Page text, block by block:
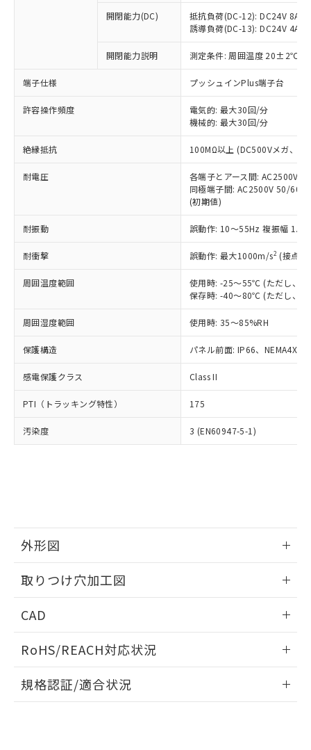
開閉能力(DC)
抵抗負荷(DC-12): DC24V 8A/
誘導負荷(DC-13): DC24V 4A/
開閉能力説明 測定条件: 周囲温度 20±2℃、
端子仕様 プッシュインPlus端子台
許容操作頻度
電気的: 最大30回/分
機械的: 最大30回/分
絶縁抵抗 100MΩ以上 (DC500Vメガ、点
耐電圧
各端子とアース間: AC2500V
同極端子間: AC2500V 50/
(初期値)
耐振動 誤動作: 10～55Hz 複振幅
耐衝撃 誤動作: 最大1000m/s2 (接点
周囲温度範囲
使用時: -25～55℃ (ただし、氷
保存時: -40～80℃ (ただし、氷
周囲湿度範囲 使用時: 35～85%RH
保護構造 パネル前面: IP66、NEMA4X,
感電保護クラス Class II
PTI（トラッキング特性） 175
汚染度 3 (EN60947-5-1)
外形図
取りつけ穴加工図
CAD
ドすることができます。
ログイン/会員登録
RoHS/REACH対応状況
EU RoHS 注意事項・凡例
規格認証/適合状況
ことをご了承ください。
在庫状況および標準価格照会結果は、
記載している更新日時点での社内デー
タに基づき作成されるものであり、閲
覧された時点での実際の在庫および標
準価格とは異なる場合があることをご
正式な納期状況および標準価格はお客
様のお取引先、またはお客様担当のオ
ムロン制御機器販売店・当社販売員に
オムロン制御機器販売店や当社販売拠
販売ネットワーク
」をご確認
在庫状況および標準価格結果を当社の
事前の承諾なく第三者に漏洩または開
示しないようお願いします。
マイパーツ機能（部品リスト作成サー
ビス）をご利用いただくには、I-Web
メンバーズにご登録されている必要が
お客様が当ウェブサイト上で当社にご
登録された部品リストについて、当社
および当社の共同利用者が、当社の製
品・サービスに関するお客様との取
引・商談に必要な範囲で利用すること
※当社の共同利用者とは、"個人情報
の「1.共同利
用者の範囲」に記載されている法人を
いたものが、含有品と判明した場合などや
むを得ず変更することがあります。
*EU RoHS指令（10物質）：
鉛(Pb) 1000ppm以下、 水銀(Hg) 1000ppm以下、 カド
六価クロム(Cr(Ⅵ)) 1000ppm以下、ポリ臭化ビフェニル
類(PBB) 1000ppm以下、ポリ臭化ジフェニルエーテル類
(PBDE) 1000ppm以下、フタル酸ビス(2-エチルヘキシ
ル) (DEHP)(別名：DOP) 1000ppm以下、フタル酸ブチ
ルベンジル（BBP） 1000ppm以下、フタル酸ジブチル
（DBP） 1000ppm以下、フタル酸ジイソブチル
(DIBP) 1000ppm以下
但し、RoHS指令で産業用監視および制御機器に対する
フタル酸エステル類の４物質については閾値を超える意
図的な使用がないことを確認しています。
部品在庫の切り替え状況などにより、予定
月が前後することがあります。
※3 非含有証明書ダウンロード
下記の非含有証明書をダウンロードするこ
とができます。
EU RoHS指令（10物質）の非含有証明書
51物質の非含有証明書（当社基準）
※本証明書は発行日時点で非含有を証明す
るもので、過去に遡って非含有を証明する
していることから、特段のことがない限
り、2022年1月12日より割愛しておりま
す。
基準値を超えていることを示します。
「－」：未確認です。当社販売部門へお問
ム) : 100ppm、
Cr(Ⅵ)(六価クロム) : 1000ppm、 PBBs(ポリ臭化ビフェ
ニル類) : 1000ppm、 PBDEs(ポリ臭化ジフェニルエーテ
ル類) : 1000ppm、
DBP(フタル酸ジブチル) : 1000ppm、 DIBP(フタル酸ジ
イソブチル) : 1000ppm、 BBP(フタル酸ブチルベンジ
ル) : 1000ppm、
DEHP(フタル酸ビス(2-エチルヘキシル)) : 1000ppm
「ｅ」：有害物質（10物質）のすべてが基
準値以下であることを示します。
「10」：通常の使用状況下において有害物
質が外部に漏えいし、環境に深刻な影響を
及ぼさない年数を意味します。
「－」：未確認です。当社販売部門へお問
い合わせください。
当社は、これら貴社製品のうち、外国
為替および外国貿易法に定める商品
（以下｢規制貨物等」という）を輸出
または国外への提供する場合は、日本
国政府の輸出許可(または役務取引許
可)を取得するなどの必要な手続きを
当社は規制貨物を破棄する場合は、完
全に破砕するなど、違法に輸出されな
いよう必要な手段を講じます。
当社は貴社製品を、核兵器、ミサイ
ル、化学兵器、生物兵器またはその他
武器並びにこれらの製造装置等に一切
当社は、貴社製品を第三者に販売する
場合は、上記1、2および3の内容を当
該第三者に通知します。また当社は、
販売先および販売に係わる関係者が違
法に輸出するおそれがある場合は、取
り引きをいたしません。
キャンセル
説明
○ 一定数以上の在庫あり
一定数には満たないが在庫あり
在庫なし(最新の在庫状況につ
いては、お客様のお取引先、ま
たはお客様担当のオムロン制御
機器販売店・当社販売員にご確
白
受注生産機種、また在庫状況の
情報を公開していない機種